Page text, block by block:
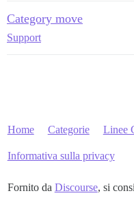
Category move
Support
Home Categorie Linee
Informativa sulla privacy
Fornito da Discourse, si